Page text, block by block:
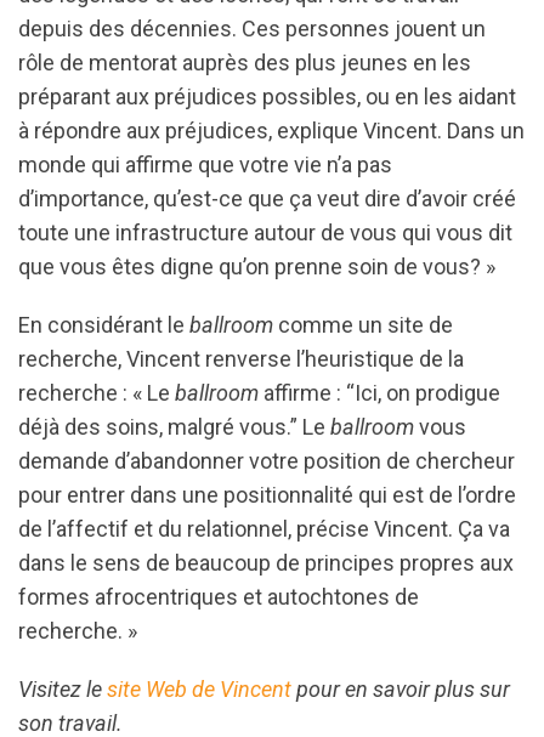
depuis des décennies. Ces personnes jouent un
rôle de mentorat auprès des plus jeunes en les
préparant aux préjudices possibles, ou en les aidant
à répondre aux préjudices, explique Vincent. Dans un
monde qui affirme que votre vie n’a pas
d’importance, qu’est-ce que ça veut dire d’avoir créé
toute une infrastructure autour de vous qui vous dit
que vous êtes digne qu’on prenne soin de vous? »
En considérant le ballroom comme un site de
recherche, Vincent renverse l’heuristique de la
recherche : « Le ballroom affirme : “Ici, on prodigue
déjà des soins, malgré vous.” Le ballroomvous
demande d’abandonner votre position de chercheur
pour entrer dans une positionnalité qui est de l’ordre
de l’affectif et du relationnel, précise Vincent. Ça va
dans le sens de beaucoup de principes propres aux
formes afrocentriques et autochtones de
recherche. »
Visitez lesite Web de Vincentpour en savoir plus sur
son travail.